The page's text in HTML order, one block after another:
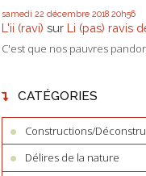
samedi 22 décembre 2018 20h56
L'ii (ravi) sur Li (pas) ravis
C'est que nos pauvres
CATÉGORIES
Constructions/
Délires de la nature